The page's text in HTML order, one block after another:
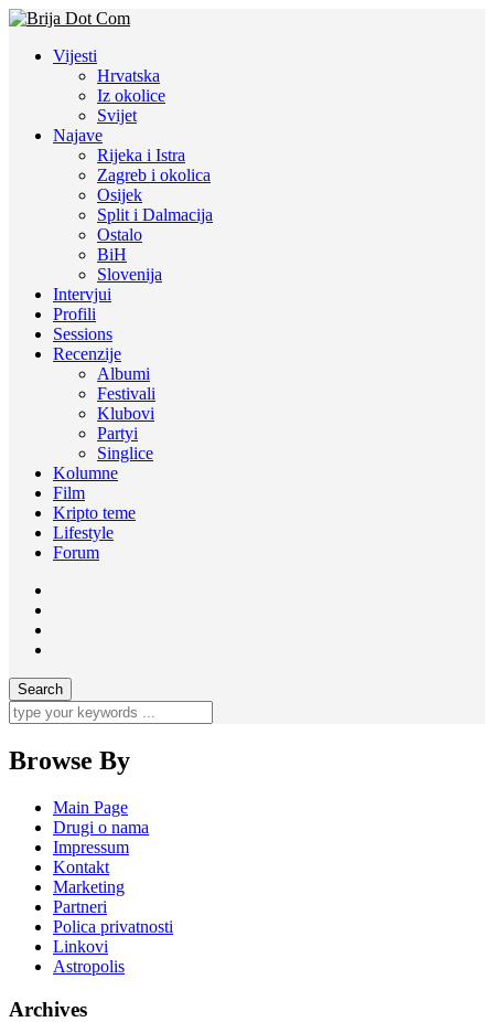
Vijesti
Hrvatska
Iz okolice
Svijet
Najave
Rijeka i Istra
Zagreb i okolica
Osijek
Split i Dalmacija
Ostalo
BiH
Slovenija
Intervjui
Profili
Sessions
Recenzije
Albumi
Festivali
Klubovi
Partyi
Singlice
Kolumne
Film
Kripto teme
Lifestyle
Forum
Browse By
Main Page
Drugi o nama
Impressum
Kontakt
Marketing
Partneri
Polica privatnosti
Linkovi
Astropolis
Archives